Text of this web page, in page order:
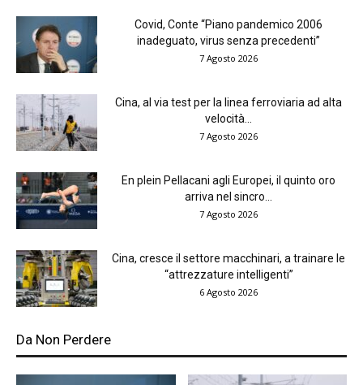
Covid, Conte “Piano pandemico 2006
inadeguato, virus senza precedenti”
7 Agosto 2026
Cina, al via test per la linea ferroviaria ad alta
velocità...
7 Agosto 2026
En plein Pellacani agli Europei, il quinto oro
arriva nel sincro...
7 Agosto 2026
Cina, cresce il settore macchinari, a trainare le
“attrezzature intelligenti”
6 Agosto 2026
Da Non Perdere